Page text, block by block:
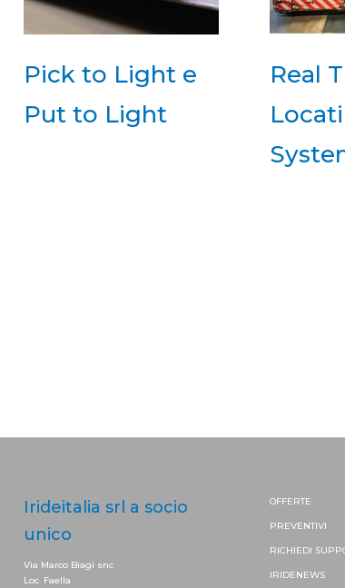
Pick to Light e
Put to Light
Real
Irideitalia srl a socio
unico
Via Marco Biagi snc
Loc. Faella
OFFERTE
PREVENTIVI
RICHIEDI
IRIDENEWS